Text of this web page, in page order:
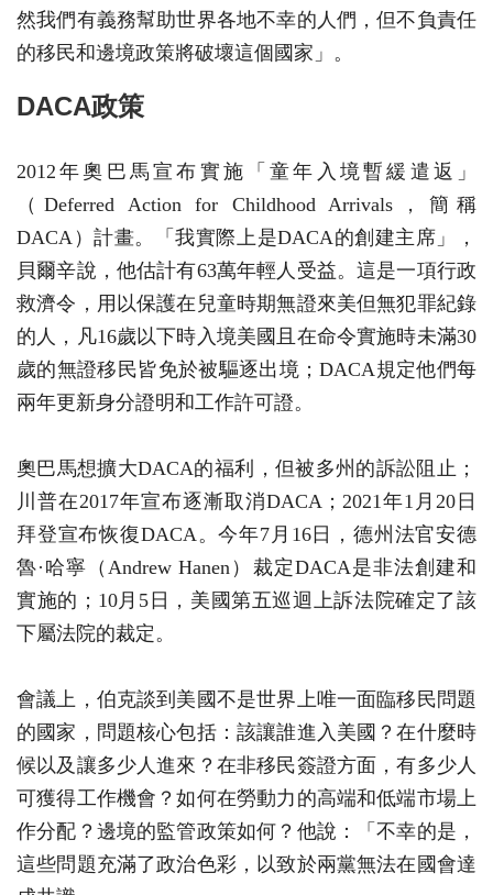
然我們有義務幫助世界各地不幸的人們，但不負責任
的移民和邊境政策將破壞這個國家」。
DACA政策
2012年奧巴馬宣布實施「童年入境暫緩遣返」
（Deferred Action for Childhood Arrivals，簡稱
DACA）計畫。「我實際上是DACA的創建主席」，
貝爾辛說，他估計有63萬年輕人受益。這是一項行政
救濟令，用以保護在兒童時期無證來美但無犯罪紀錄
的人，凡16歲以下時入境美國且在命令實施時未滿30
歲的無證移民皆免於被驅逐出境；DACA規定他們每
兩年更新身分證明和工作許可證。
奧巴馬想擴大DACA的福利，但被多州的訴訟阻止；
川普在2017年宣布逐漸取消DACA；2021年1月20日
拜登宣布恢復DACA。今年7月16日，德州法官安德
魯·哈寧（Andrew Hanen）裁定DACA是非法創建和
實施的；10月5日，美國第五巡迴上訴法院確定了該
下屬法院的裁定。
會議上，伯克談到美國不是世界上唯一面臨移民問題
的國家，問題核心包括：該讓誰進入美國？在什麼時
候以及讓多少人進來？在非移民簽證方面，有多少人
可獲得工作機會？如何在勞動力的高端和低端市場上
作分配？邊境的監管政策如何？他說：「不幸的是，
這些問題充滿了政治色彩，以致於兩黨無法在國會達